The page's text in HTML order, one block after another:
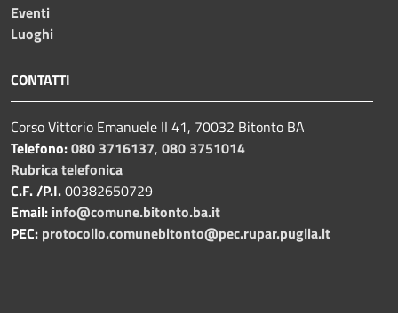
Eventi
Luoghi
CONTATTI
Corso Vittorio Emanuele II 41, 70032 Bitonto BA
Telefono:080 3716137, 080 3751014
Rubrica telefonica
C.F. /P.I.00382650729
Email: info@comune.bitonto.ba.it
PEC: protocollo.comunebitonto@pec.rupar.puglia.it